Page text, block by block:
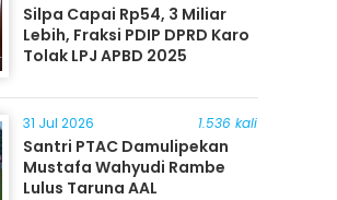
Silpa Capai Rp54, 3 Miliar
Lebih, Fraksi PDIP DPRD Karo
Tolak LPJ APBD 2025
31 Jul 2026 1.536 kali
Santri PTAC Damulipekan
Mustafa Wahyudi Rambe
Lulus Taruna AAL